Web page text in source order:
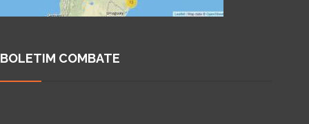
BOLETIM COMBATE